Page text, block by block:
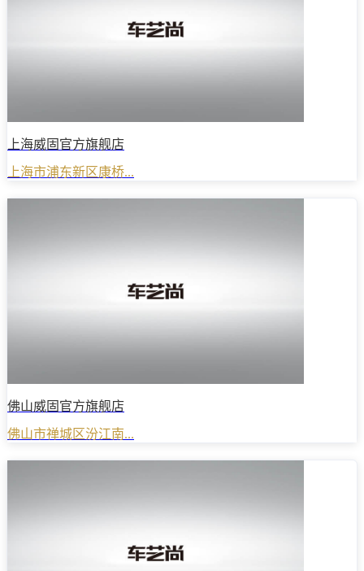
上海威固官方旗舰店
上海市浦东新区康桥...
佛山威固官方旗舰店
佛山市禅城区汾江南...